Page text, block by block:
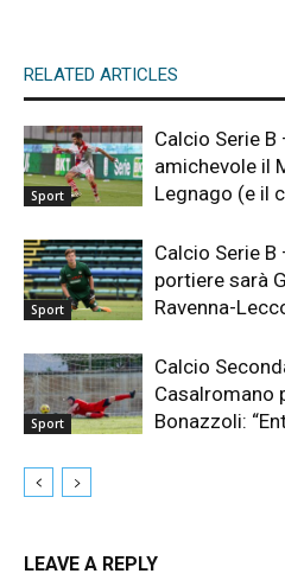
RELATED ARTICLES
Sport
Calcio Serie
amichevole il
Legnago (e il
Sport
Calcio Serie
portiere sarà
Ravenna-
Sport
Calcio
Casalromano
Bonazzoli:
LEAVE A REPLY